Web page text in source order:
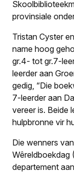
provinsiale
Tristan Cyster
name hoog
gr.4- tot gr.7-
leerder aan
gedig, “Die
7-leerder aan
vereer is. Beide
hulpbronne vir
Die wenners
Wêreldboekdag
departement